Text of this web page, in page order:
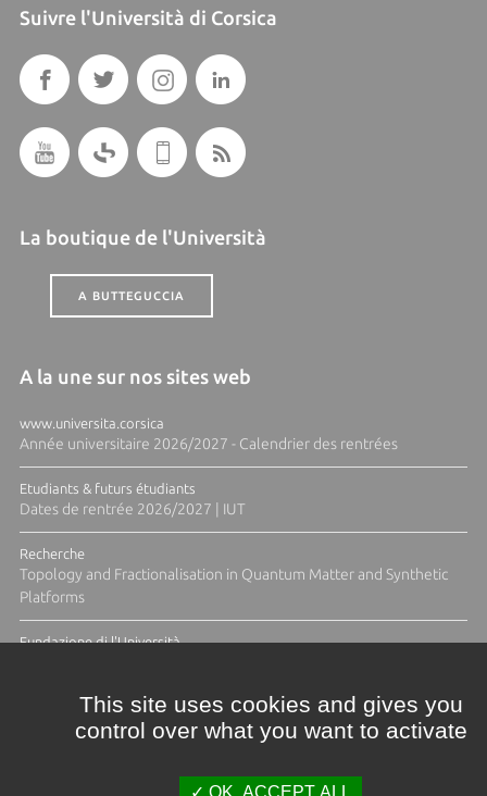
Suivre l'Università di Corsica
La boutique de l'Università
A BUTTEGUCCIA
A la une sur nos sites web
www.universita.corsica
Année universitaire 2026/2027 - Calendrier des rentrées
Etudiants & futurs étudiants
Dates de rentrée 2026/2027 | IUT
Recherche
Topology and Fractionalisation in Quantum Matter and Synthetic
Platforms
Fundazione di l'Università
This site uses cookies and gives you
control over what you want to activate
OK, ACCEPT ALL